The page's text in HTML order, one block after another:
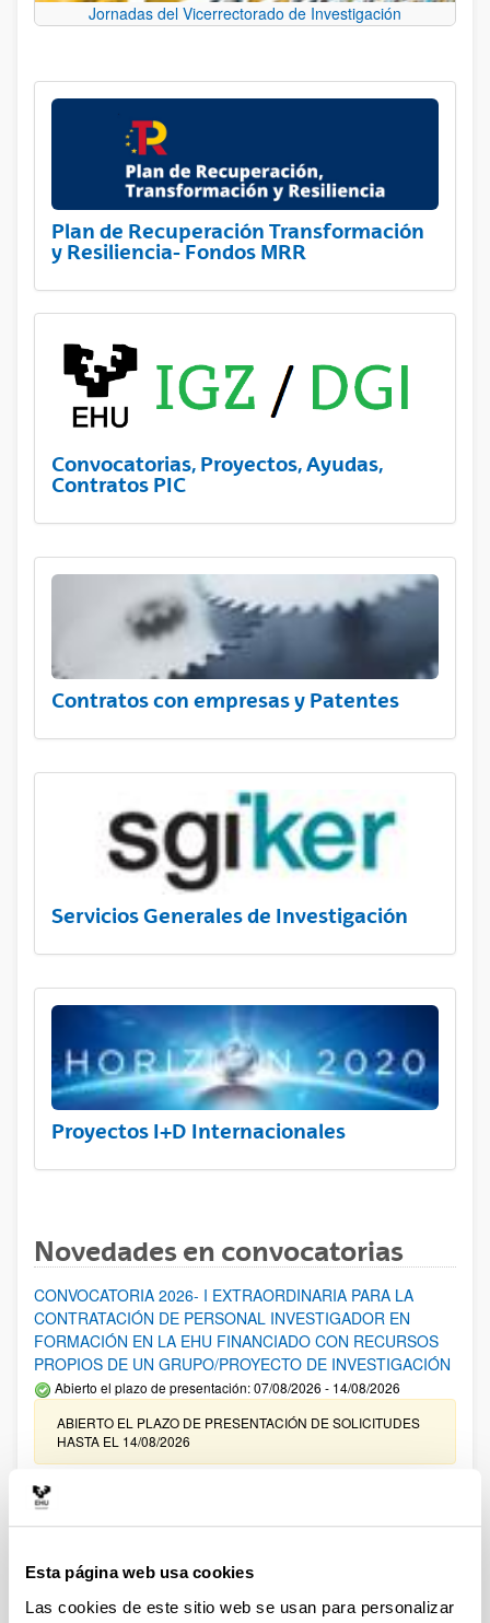
Esta página web usa cookies
Las cookies de este sitio web se usan para personalizar
Jornadas del Vicerrectorado de Investigación
Plan de Recuperación Transformación
y Resiliencia- Fondos MRR
Convocatorias, Proyectos, Ayudas,
Contratos PIC
Contratos con empresas y Patentes
Servicios Generales de Investigación
Proyectos I+D Internacionales
Novedades en convocatorias
CONVOCATORIA 2026- I EXTRAORDINARIA PARA LA
CONTRATACIÓN DE PERSONAL INVESTIGADOR EN
FORMACIÓN EN LA EHU FINANCIADO CON RECURSOS
PROPIOS DE UN GRUPO/PROYECTO DE INVESTIGACIÓN
Abierto el plazo de presentación: 07/08/2026 - 14/08/2026
ABIERTO EL PLAZO DE PRESENTACIÓN DE SOLICITUDES
HASTA EL 14/08/2026
Ayudas para financiación de la adquisición y renovación de
infraestructura científica y fondos bibliográficos en la
Trámite abierto
25/03/2026: Corrección de errores del listado provisional de
solicitudes admitidas y excluidas. 23/03/2026: Relación